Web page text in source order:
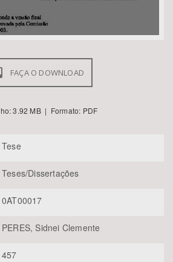
FAÇA O DOWNLOAD
3.92 MB | Formato: PDF
Tese
Teses/Dissertações
0AT00017
PERES, Sidnei Clemente
457